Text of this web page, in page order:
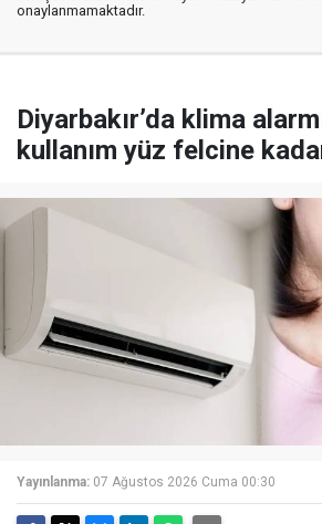
onaylanmamaktadır.
Diyarbakır’da klima
kullanım yüz felcine
Yayınlanma: 07 Ağustos 2026 Cuma 00:30